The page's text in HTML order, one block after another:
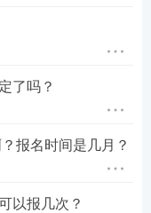
了吗？
报名时间是几月？
以报几次？